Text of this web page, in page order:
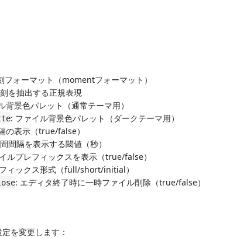
フォーマット（momentフォーマット）
を抽出する正規表現
背景色パレット（通常テーマ用）
: ファイル背景色パレット（ダークテーマ用）
の表示（true/false）
間隔を表示する閾値（秒）
ルプレフィックスを表示（true/false）
ィックス形式（full/short/initial）
: エディタ終了時に一時ファイル削除（true/false）
を変更します：